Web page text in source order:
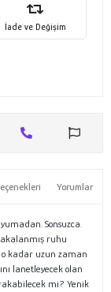
İade ve Değişim
Yorumlar
Sonsuzca.
ruhu
kadar uzun zaman
lanetleyecek olan
mi? Yenik